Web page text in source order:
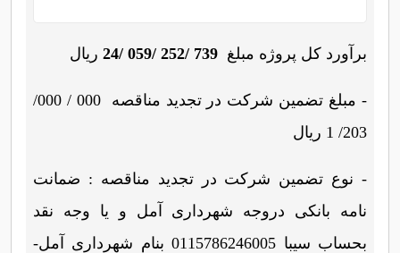
برآورد کل پروژه مبلغ 24/ 059/ 252/ 739 ریال
- مبلغ تضمین شرکت در تجدید مناقصه 000 / 000/
203/ 1 ریال
- نوع تضمین شرکت در تجدید مناقصه : ضمانت
نامه بانکی دروجه شهرداری آمل و یا وجه نقد
بحساب سیبا 0115786246005 بنام شهرداری آمل-